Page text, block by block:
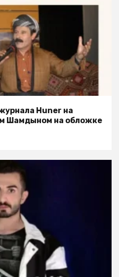
Huner на
Шамдыном на обложке